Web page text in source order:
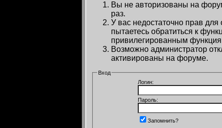
Вы не авторизованы на
раз.
У вас недостаточно прав
пытаетесь обратиться к
привилегированным
Возможно администратор
активированы на форуме.
Вход
Логин:
Пароль:
Запомнить?